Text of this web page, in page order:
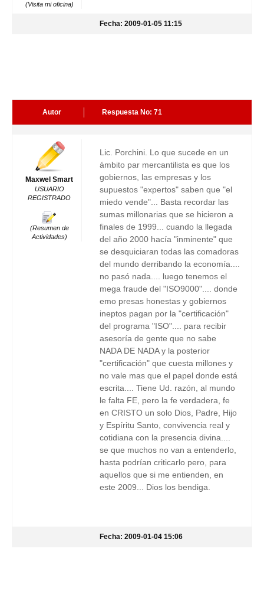
(Visita mi oficina)
Fecha: 2009-01-05 11:15
Autor Respuesta No: 71
Maxwel Smart
USUARIO
REGISTRADO
(Resumen de
Actividades)
Lic. Porchini. Lo que sucede en un
ámbito par mercantilista es que los
gobiernos, las empresas y los
supuestos "expertos" saben que "el
miedo vende"... Basta recordar las
sumas millonarias que se hicieron a
finales de 1999... cuando la llegada
del año 2000 hacía "inminente" que
se desquiciaran todas las comadoras
del mundo derribando la economía....
no pasó nada.... luego tenemos el
mega fraude del "ISO9000".... donde
emo presas honestas y gobiernos
ineptos pagan por la "certificación"
del programa "ISO".... para recibir
asesoría de gente que no sabe
NADA DE NADA y la posterior
"certificación" que cuesta millones y
no vale mas que el papel donde está
escrita.... Tiene Ud. razón, al mundo
le falta FE, pero la fe verdadera, fe
en CRISTO un solo Dios, Padre, Hijo
y Espíritu Santo, convivencia real y
cotidiana con la presencia divina....
se que muchos no van a entenderlo,
hasta podrían criticarlo pero, para
aquellos que si me entienden, en
este 2009... Dios los bendiga.
Fecha: 2009-01-04 15:06